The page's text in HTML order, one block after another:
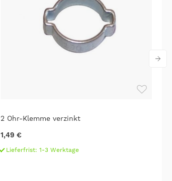
2 Ohr-Klemme verzinkt
1,49 €
Lieferfrist: 1-3 Werktage